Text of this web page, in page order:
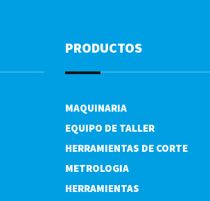
PRODUCTOS
MAQUINARIA
EQUIPO DE TALLER
HERRAMIENTAS DE CORTE
METROLOGIA
HERRAMIENTAS